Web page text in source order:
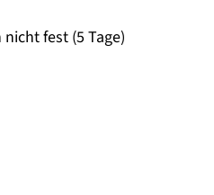
fest (5 Tage)